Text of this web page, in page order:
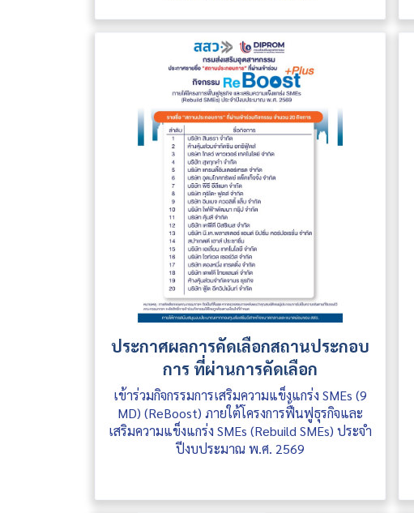
ประกาศผลการคัดเลือกสถานประกอบ
การ ที่ผ่านการคัดเลือก
เข้าร่วมกิจกรรมการเสริมความแข็งแกร่ง SMEs (9
MD) (ReBoost) ภายใต้โครงการฟื้นฟูธุรกิจและ
เสริมความแข็งแกร่ง SMEs (Rebuild SMEs) ประจำ
ปีงบประมาณ พ.ศ. 2569